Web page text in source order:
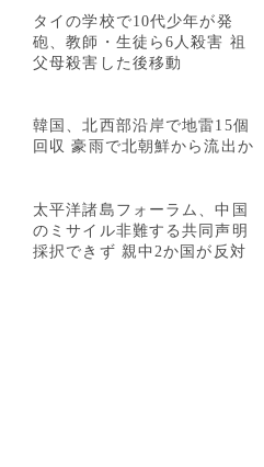
タイの学校で10代少年が発
砲、教師・生徒ら6人殺害 祖
父母殺害した後移動
韓国、北西部沿岸で地雷15個
回収 豪雨で北朝鮮から流出か
太平洋諸島フォーラム、中国
のミサイル非難する共同声明
採択できず 親中2か国が反対